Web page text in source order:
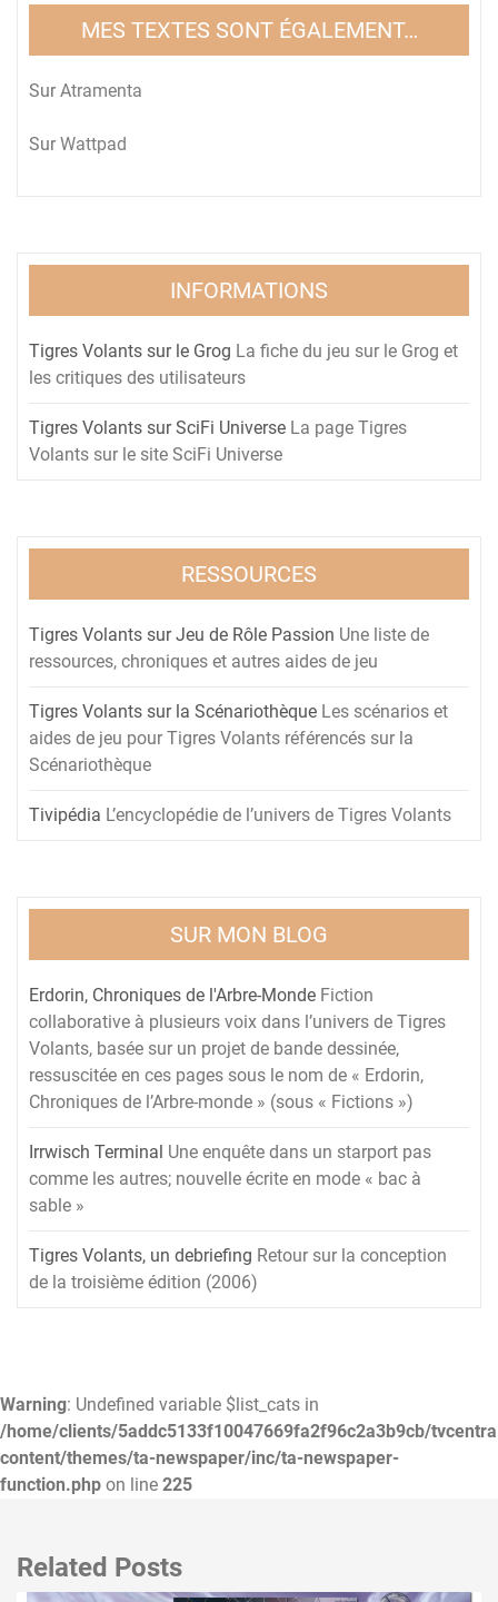
MES TEXTES SONT ÉGALEMENT…
Sur Atramenta
Sur Wattpad
INFORMATIONS
Tigres Volants sur le Grog La fiche du jeu sur le Grog et
les critiques des utilisateurs
Tigres Volants sur SciFi Universe La page Tigres
Volants sur le site SciFi Universe
RESSOURCES
Tigres Volants sur Jeu de Rôle Passion Une liste de
ressources, chroniques et autres aides de jeu
Tigres Volants sur la Scénariothèque Les scénarios et
aides de jeu pour Tigres Volants référencés sur la
Scénariothèque
Tivipédia L’encyclopédie de l’univers de Tigres Volants
SUR MON BLOG
Erdorin, Chroniques de l'Arbre-Monde Fiction
collaborative à plusieurs voix dans l’univers de Tigres
Volants, basée sur un projet de bande dessinée,
ressuscitée en ces pages sous le nom de « Erdorin,
Chroniques de l’Arbre-monde » (sous « Fictions »)
Irrwisch Terminal Une enquête dans un starport pas
comme les autres; nouvelle écrite en mode « bac à
sable »
Tigres Volants, un debriefing Retour sur la conception
de la troisième édition (2006)
Warning: Undefined variable $list_cats in
/home/clients/5addc5133f10047669fa2f96c2a3b9cb/
content/themes/ta-newspaper/inc/ta-newspaper-
function.php on line 225
Related Posts